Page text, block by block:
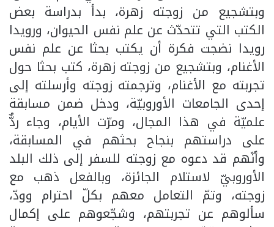
وبتشجيع من زوجته زهرة، بدأ بدراسة بعض
الكتب التي تتحدّث عن علم نفس الحيوان، ورويدا
رويدا نضجت فكرة أن يكتب بحثا عن علم نفس
الأغنام، وبتشجيع من زوجته زهرة، كتب بحثا حول
تجربته مع الأغنام، وترجمته زوجته وأرسلته إلى
إحدى الجامعات الأوروبيّة، ودخل ضمن مسابقة
علميّة في هذا المجال، ومرّت الأيام، وجاء ردٌّ
على دراستهم بنجاح بحثهم في المسابقة،
وأنّهم قد دعوه مع زوجته للسفر إلى ذلك البلد
الأوروبيّ لاستلام الجائزة، وبالفعل ذهب مع
زوجته، وتمّ التعامل معهم بكلّ احترام وودّ،
سألوهم عن تجربتهم، وشجّعوهم على إكمال